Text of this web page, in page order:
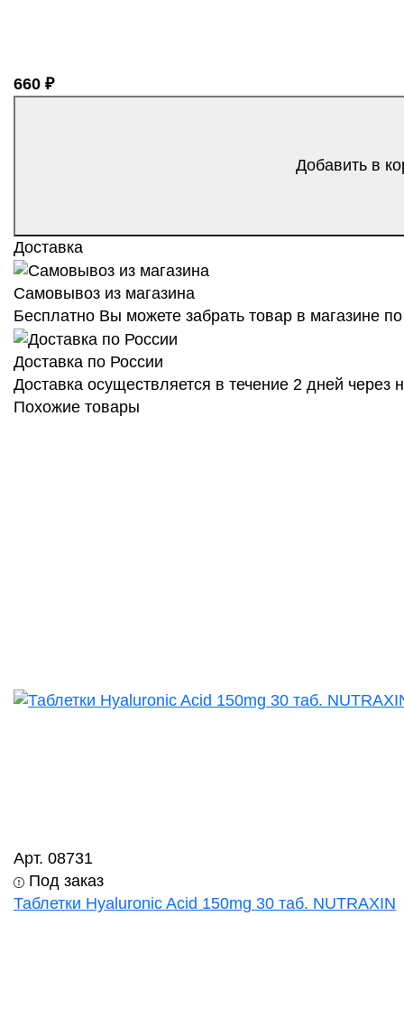
660 ₽
Добавить в
Доставка
Самовывоз из магазина
Бесплатно Вы можете забрать товар в магазине
Доставка по России
Доставка осуществляется в течение 2 дней
Похожие товары
Арт. 08731
Под заказ
Таблетки Hyaluronic Acid 150mg 30 таб. NUTRAXIN